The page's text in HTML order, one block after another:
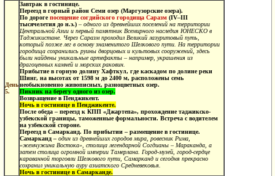
День
5.
Завтрак в гостинице.
Переезд в горный район Семи озер (Маргузорские озера).
По дорогепосещение согдийского городища Саразм (IV–III
тысячелетия до н.э.) – одного из древнейших поселений на территории
Центральной Азии и первый памятник Всемирного наследия ЮНЕСКО в
Таджикистане. Через Саразм проходил Великий лазуритовый путь,
который позже лег в основу знаменитого Шелкового пути. На территории
городища сохранились руины дворцовых и культовых сооружений, здесь
были найдены уникальные артефакты – например, украшения из
драгоценных камней и морских раковин
Прибытие в горную долину Хафткул, где каскадом по долине реки
Шинг, на высотах от 1598 м до 2400 м, расположены семь
необыкновенно живописных, разноцветных озер.
Пикник на берегу одного из озер.
Возвращение в Пенджикент.
Ночь в гостинице в Пенджикенте.
После обеда – переезд к КПП «Джартепа», прохождение таджикско-
узбекской границы, таможенные формальности. Встреча с водителем
на узбекской стороне.
Переезд в Самарканд. По прибытии – размещение в гостинице.
Самарканд – один из древнейших городов мира, ровесник Рима,
«жемчужина Востока», столица легендарной Согдианы – Мараканда, а
затем столица огромной империи Тамерлана. Город-музей, город-сердце
караванной торговли Шелкового пути, Самарканд и сегодня прекрасно
сохранил уникальную ауру азиатского Средневековья.
Ночь в гостинице в Самарканде.